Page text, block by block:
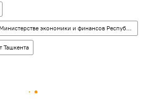
Таможенный комитет при Министерстве экономики и финансов Республики Узбекистан
Ташкента